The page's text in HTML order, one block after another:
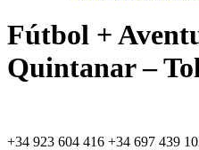
Fútbol +
Quintanar –
+34 923 604 416 +34 697 439